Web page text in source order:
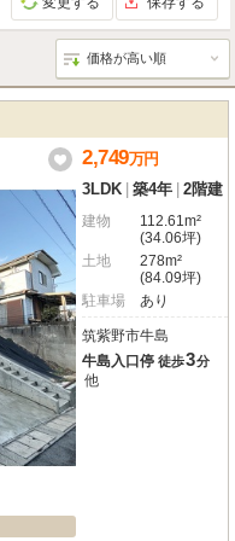
2,749万円
3LDK 築4年 2階建
建物
112.61m²
(34.06坪)
土地
278m²
(84.09坪)
駐車場
あり
筑紫野市牛島
牛島入口停 徒歩3分
他